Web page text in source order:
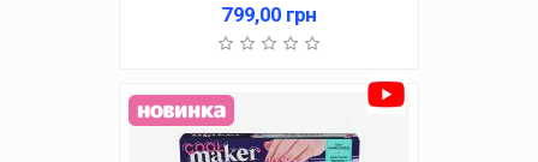
799,00 грн